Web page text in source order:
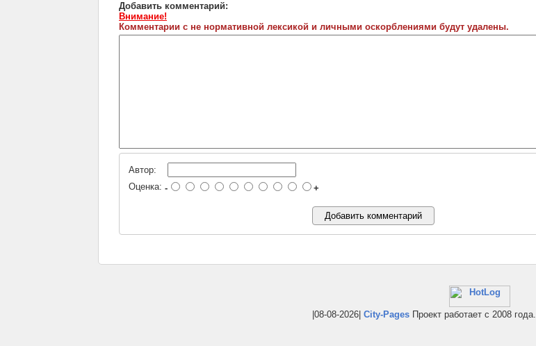
Добавить комментарий:
Внимание!
Комментарии с не нормативной лексикой и личными оскорблениями будут удалены.
Автор:
Оценка: - +
|08-08-2026| City-Pages Проект работает с 2008 года.